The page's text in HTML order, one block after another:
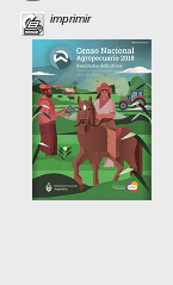
imprimir